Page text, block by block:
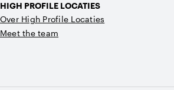
HIGH PROFILE LOCATIES
Over High Profile Locaties
Meet the team